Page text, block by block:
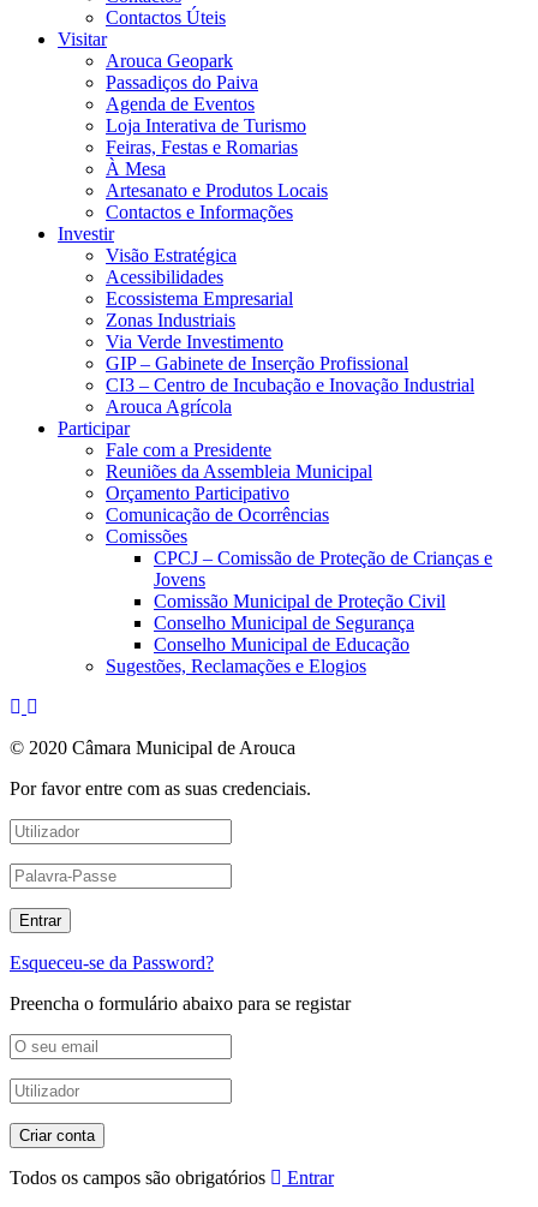
Contactos Úteis
Visitar
Arouca Geopark
Passadiços do Paiva
Agenda de Eventos
Loja Interativa de Turismo
Feiras, Festas e Romarias
À Mesa
Artesanato e Produtos Locais
Contactos e Informações
Investir
Visão Estratégica
Acessibilidades
Ecossistema Empresarial
Zonas Industriais
Via Verde Investimento
GIP – Gabinete de Inserção Profissional
CI3 – Centro de Incubação e Inovação Industrial
Arouca Agrícola
Participar
Fale com a Presidente
Reuniões da Assembleia Municipal
Orçamento Participativo
Comunicação de Ocorrências
Comissões
CPCJ – Comissão de Proteção de Crianças e
Jovens
Comissão Municipal de Proteção Civil
Conselho Municipal de Segurança
Conselho Municipal de Educação
Sugestões, Reclamações e Elogios
© 2020 Câmara Municipal de Arouca
Por favor entre com as suas credenciais.
Esqueceu-se da Password?
Preencha o formulário abaixo para se registar
Todos os campos são obrigatórios Entrar